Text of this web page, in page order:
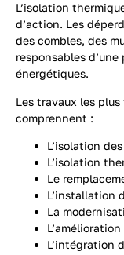
L’isolation
d’action. Les
des combles, des
responsables
énergétiques.
Les travaux les
comprennent :
L’isolation
L’isolation
Le
L’installation
La
L’intégration